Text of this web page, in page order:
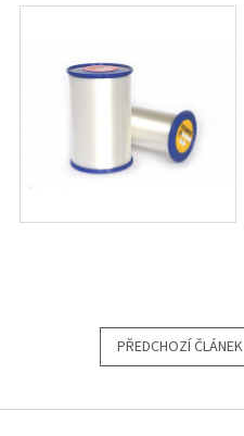
PŘEDCHOZÍ ČLÁNEK
Z